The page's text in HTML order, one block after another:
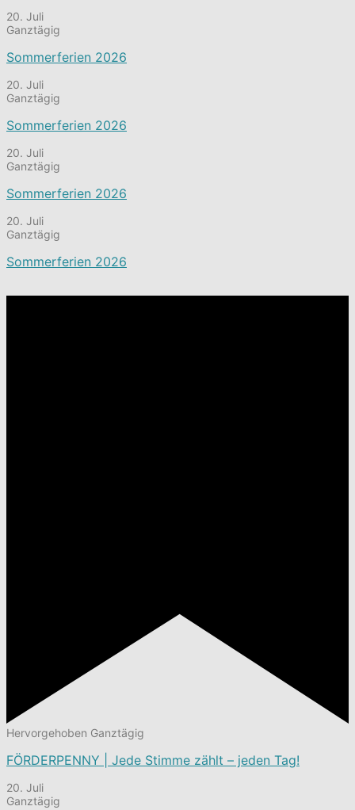
20. Juli
Ganztägig
Sommerferien 2026
20. Juli
Ganztägig
Sommerferien 2026
20. Juli
Ganztägig
Sommerferien 2026
20. Juli
Ganztägig
Sommerferien 2026
Hervorgehoben Ganztägig
FÖRDERPENNY | Jede Stimme zählt – jeden Tag!
20. Juli
Ganztägig